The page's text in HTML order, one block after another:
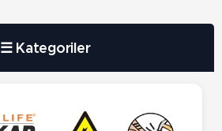
☰ Kategoriler